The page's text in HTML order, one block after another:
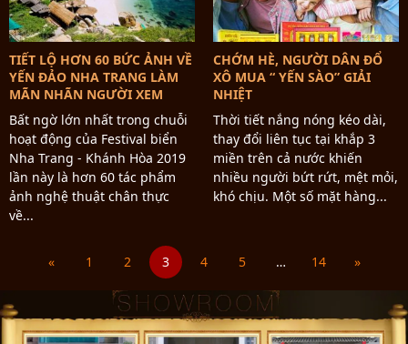
TIẾT LỘ HƠN 60 BỨC ẢNH VỀ
YẾN ĐẢO NHA TRANG LÀM
MÃN NHÃN NGƯỜI XEM
Bất ngờ lớn nhất trong chuỗi
hoạt động của Festival biển
Nha Trang - Khánh Hòa 2019
lần này là hơn 60 tác phẩm
ảnh nghệ thuật chân thực
về...
CHỚM HÈ, NGƯỜI DÂN ĐỔ
XÔ MUA “ YẾN SÀO” GIẢI
NHIỆT
Thời tiết nắng nóng kéo dài,
thay đổi liên tục tại khắp 3
miền trên cả nước khiến
nhiều người bứt rứt, mệt mỏi,
khó chịu. Một số mặt hàng...
« 1 2 3 4 5 … 14 »